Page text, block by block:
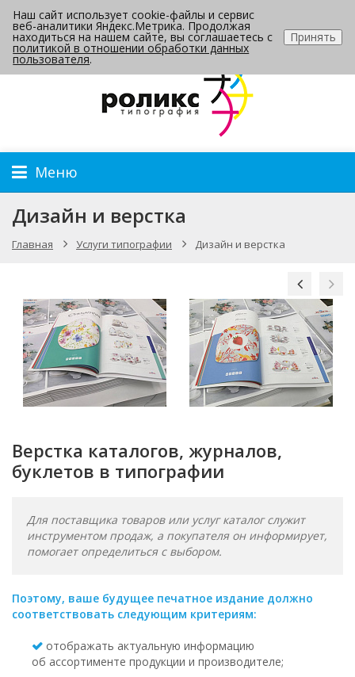
Контакты
Меню
Дизайн и верстка
Главная Услуги типографии Дизайн и верстка
Верстка каталогов, журналов,
буклетов в типографии
Для поставщика товаров или услуг каталог служит
инструментом продаж, а покупателя он информирует,
помогает определиться с выбором.
Поэтому, ваше будущее печатное издание должно
соответствовать следующим критериям:
отображать актуальную информацию
об ассортименте продукции и производителе;
Наш сайт использует cookie-файлы и сервис
веб-аналитики Яндекс.Метрика. Продолжая
находиться на нашем сайте, вы соглашаетесь с
политикой в отношении обработки данных
пользователя.
Принять